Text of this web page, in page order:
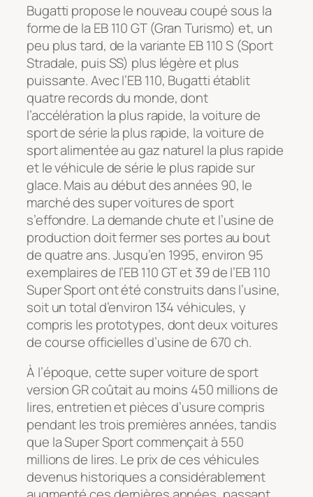
Bugatti propose le nouveau coupé sous la
forme de la EB 110 GT (Gran Turismo) et, un
peu plus tard, de la variante EB 110 S (Sport
Stradale, puis SS) plus légère et plus
puissante. Avec l’EB 110, Bugatti établit
quatre records du monde, dont
l’accélération la plus rapide, la voiture de
sport de série la plus rapide, la voiture de
sport alimentée au gaz naturel la plus rapide
et le véhicule de série le plus rapide sur
glace. Mais au début des années 90, le
marché des super voitures de sport
s’effondre. La demande chute et l’usine de
production doit fermer ses portes au bout
de quatre ans. Jusqu’en 1995, environ 95
exemplaires de l’EB 110 GT et 39 de l’EB 110
Super Sport ont été construits dans l’usine,
soit un total d’environ 134 véhicules, y
compris les prototypes, dont deux voitures
de course officielles d’usine de 670 ch.
À l’époque, cette super voiture de sport
version GR coûtait au moins 450 millions de
lires, entretien et pièces d’usure compris
pendant les trois premières années, tandis
que la Super Sport commençait à 550
millions de lires. Le prix de ces véhicules
devenus historiques a considérablement